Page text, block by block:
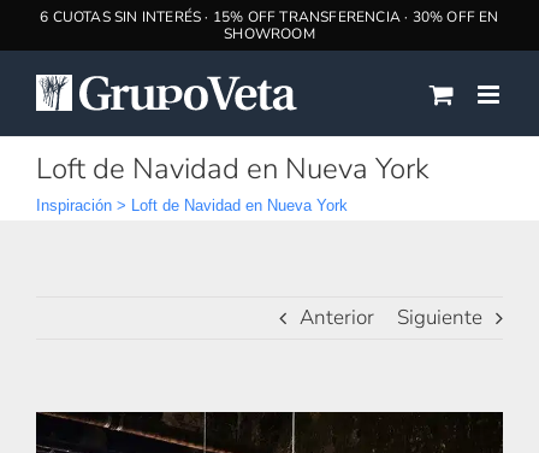
Loft de Navidad en Nueva York
Inspiración > Loft de Navidad en Nueva York
Anterior Siguiente